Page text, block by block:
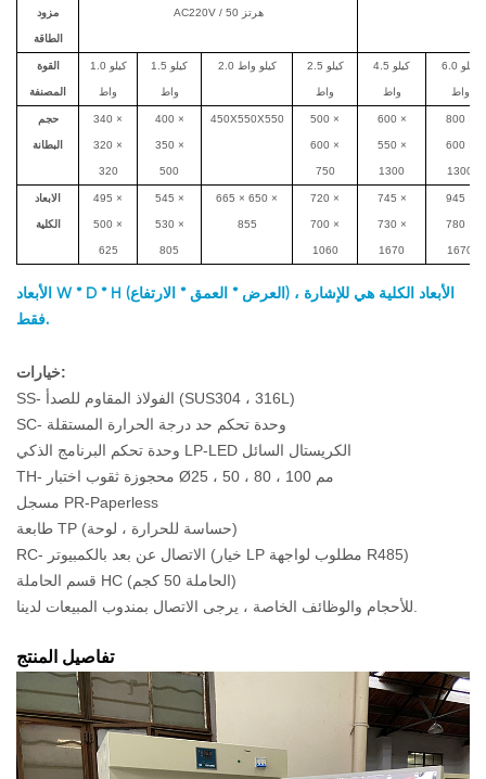
مزود
الطاقة
AC220V / 50 هرتز
القوة
المصنفة
1.0 كيلو
واط
1.5 كيلو
واط
2.0 كيلو واط 2.5 كيلو
واط
4.5 كيلو
واط
6.0 كيلو
واط
حجم
البطانة
340 ×
320 ×
320
400 ×
350 ×
500
450X550X550 500 ×
600 ×
750
600 ×
550 ×
1300
800 ×
600 ×
1300
الابعاد
الكلية
495 ×
500 ×
625
545 ×
530 ×
805
665 × 650 ×
855
720 ×
700 ×
1060
745 ×
730 ×
1670
945 ×
780 ×
1670
الأبعاد W * D * H (العرض * العمق * الارتفاع) ، الأبعاد الكلية هي للإشارة
فقط.
خيارات:
SS- الفولاذ المقاوم للصدأ (SUS304 ، 316L)
SC- وحدة تحكم حد درجة الحرارة المستقلة
وحدة تحكم البرنامج الذكي LP-LED الكريستال السائل
TH- محجوزة ثقوب اختبار Ø25 ، 50 ، 80 ، 100 مم
مسجل PR-Paperless
طابعة TP (حساسة للحرارة ، لوحة)
RC- الاتصال عن بعد بالكمبيوتر (خيار LP مطلوب لواجهة R485)
قسم الحاملة HC (الحاملة 50 كجم)
للأحجام والوظائف الخاصة ، يرجى الاتصال بمندوب المبيعات لدينا.
تفاصيل المنتج